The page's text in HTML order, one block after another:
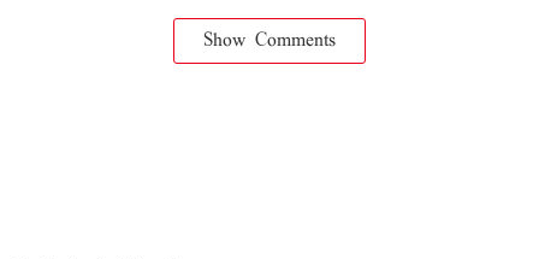
Show Comments